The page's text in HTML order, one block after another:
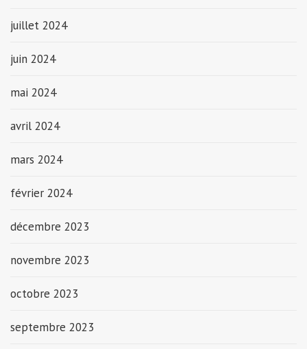
juillet 2024
juin 2024
mai 2024
avril 2024
mars 2024
février 2024
décembre 2023
novembre 2023
octobre 2023
septembre 2023